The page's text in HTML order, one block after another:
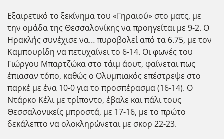
Εξαιρετικό το ξεκίνημα του «Γηραιού» στο ματς, με
την ομάδα της Θεσσαλονίκης να προηγείται με 9-2. Ο
Ηρακλής συνέχισε να… πυροβολεί από τα 6.75, με τον
Καμπουρίδη να πετυχαίνει το 6-14. Οι φωνές του
Γιώργου Μπαρτζώκα στο τάιμ άουτ, φαίνεται πως
έπιασαν τόπο, καθώς ο Ολυμπιακός επέστρεψε στο
παρκέ με ένα 10-0 για το προσπέρασμα (16-14). Ο
Ντάρκο Κέλι με τρίποντο, έβαλε και πάλι τους
Θεσσαλονικείς μπροστά, με 17-16, με το πρώτο
δεκάλεπτο να ολοκληρώνεται με σκορ 22-23.